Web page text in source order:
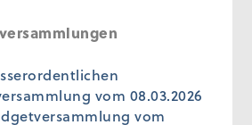
vom 08.03.2026
vom